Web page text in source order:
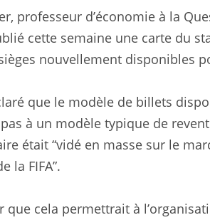
professeur d’économie à la
cette semaine une carte du
nouvellement disponibles
que le modèle de billets
à un modèle typique de
était “vidé en masse sur le
la FIFA”.
que cela permettrait à